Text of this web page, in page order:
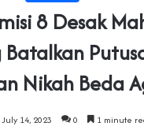
8 Desak
Nikah Beda
July 14, 2023 0 1 minute